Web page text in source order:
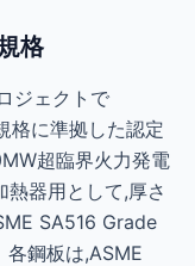
格
ジェクトで
格に準拠した認定
超臨界火力発電
器用として,厚さ
SA516 Grade
鋼板は,ASME